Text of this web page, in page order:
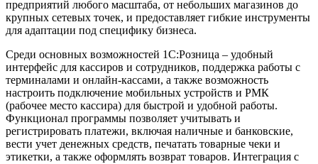
предприятий любого масштаба, от небольших магазинов до
крупных сетевых точек, и предоставляет гибкие инструменты
для адаптации под специфику бизнеса.
Среди основных возможностей 1С:Розница – удобный
интерфейс для кассиров и сотрудников, поддержка работы с
терминалами и онлайн-кассами, а также возможность
настроить подключение мобильных устройств и РМК
(рабочее место кассира) для быстрой и удобной работы.
Функционал программы позволяет учитывать и
регистрировать платежи, включая наличные и банковские,
вести учет денежных средств, печатать товарные чеки и
этикетки, а также оформлять возврат товаров. Интеграция с